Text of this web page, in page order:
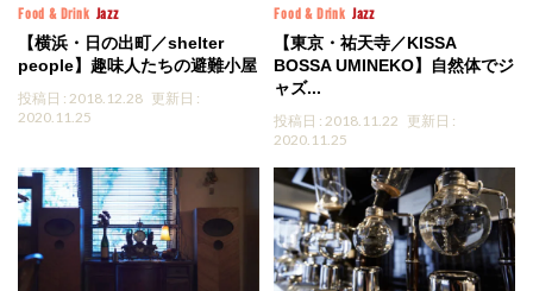
Food & Drink Jazz
【横浜・日の出町／shelter
people】趣味人たちの避難小屋
投稿日 : 2018.12.28 更新日 :
2020.11.25
Food & Drink Jazz
【東京・祐天寺／KISSA
BOSSA UMINEKO】自然体でジ
ャズ...
投稿日 : 2018.11.22 更新日 :
2020.11.25